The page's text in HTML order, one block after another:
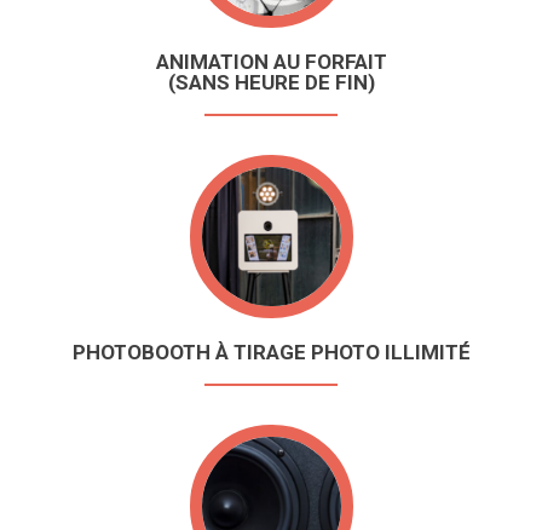
ANIMATION AU FORFAIT
(SANS HEURE DE FIN)
PHOTOBOOTH À TIRAGE PHOTO ILLIMITÉ